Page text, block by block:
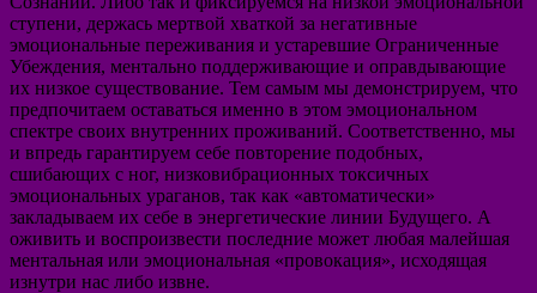
ступени, держась мертвой хваткой за негативные
эмоциональные переживания и устаревшие Ограниченные
Убеждения, ментально поддерживающие и оправдывающие
их низкое существование. Тем самым мы демонстрируем, что
предпочитаем оставаться именно в этом эмоциональном
спектре своих внутренних проживаний. Соответственно, мы
и впредь гарантируем себе повторение подобных,
сшибающих с ног, низковибрационных токсичных
эмоциональных ураганов, так как «автоматически»
закладываем их себе в энергетические линии Будущего. А
оживить и воспроизвести последние может любая малейшая
ментальная или эмоциональная «провокация», исходящая
изнутри нас либо извне.